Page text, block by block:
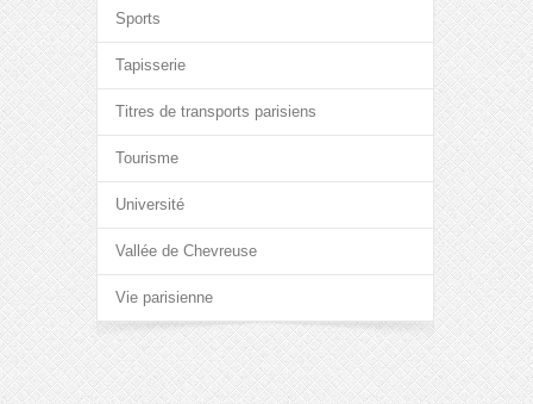
Sports
Tapisserie
Titres de transports parisiens
Tourisme
Université
Vallée de Chevreuse
Vie parisienne